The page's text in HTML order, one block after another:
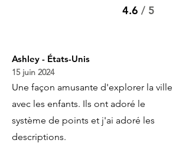
4.6 / 5
Ashley - États-Unis
15 juin 2024
Une façon amusante d'explorer la ville
avec les enfants. Ils ont adoré le
système de points et j'ai adoré les
descriptions.